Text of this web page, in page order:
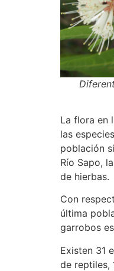
La flora en
las
población
Río Sapo,
de hierbas.
Con
última
garrobos
Existen 31
de reptiles,